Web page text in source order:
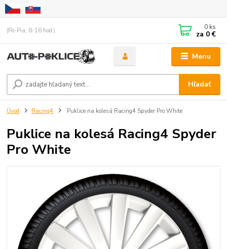
Menu
Hľadať
(Po-Pia, 8-16 hod.) 0 ks
za 0 €
Úvod Racing4 Puklice na kolesá Racing4 Spyder Pro White
Puklice na kolesá Racing4 Spyder
Pro White